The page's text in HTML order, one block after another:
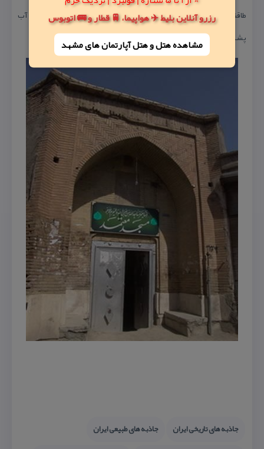
رزرو آنلاین بلیط ✈️ هواپیما، 🚆 قطار و 🚌 اتوبوس
مشاهده هتل و هتل‌ آپارتمان های مشهد
طاقنماهایی است . از آثار دیگر قدیمی بنا، مجراهای سنگی هدایت آب
پشت بام ها هستند كه در دور تا دور صحن تعبیه شده اند.
جاذبه های تاریخی ایران
جاذبه های طبیعی ایران